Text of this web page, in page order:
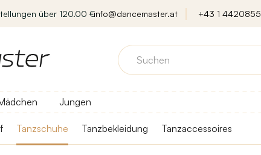
über 120.00 €info@dancemaster.at +43 1 4420855
Jungen
Tanzschuhe Tanzbekleidung Tanzaccessoires